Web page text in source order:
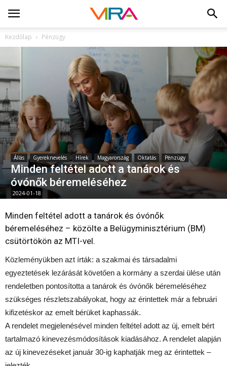
Kezdőlap Pénzügy
Állás Gyereknevelés Hírek Magyarország Oktatás Pénzügy
Minden feltétel adott a tanárok és
óvónők béremeléséhez
2024-01-18
Minden feltétel adott a tanárok és óvónők
béremeléséhez – közölte a Belügyminisztérium (BM)
csütörtökön az MTI-vel.
Közleményükben azt írták: a szakmai és társadalmi
egyeztetések lezárását követően a kormány a szerdai ülése után
rendeletben pontosította a tanárok és óvónők béremeléséhez
szükséges részletszabályokat, hogy az érintettek már a februári
kifizetéskor az emelt bérüket kaphassák.
A rendelet megjelenésével minden feltétel adott az új, emelt bért
tartalmazó kinevezésmódosítások kiadásához. A rendelet alapján
az új kinevezéseket január 30-ig kaphatják meg az érintettek –